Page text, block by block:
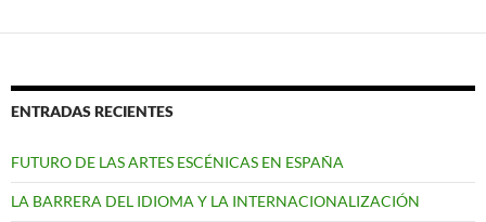
ENTRADAS RECIENTES
FUTURO DE LAS ARTES ESCÉNICAS EN ESPAÑA
LA BARRERA DEL IDIOMA Y LA INTERNACIONALIZACIÓN